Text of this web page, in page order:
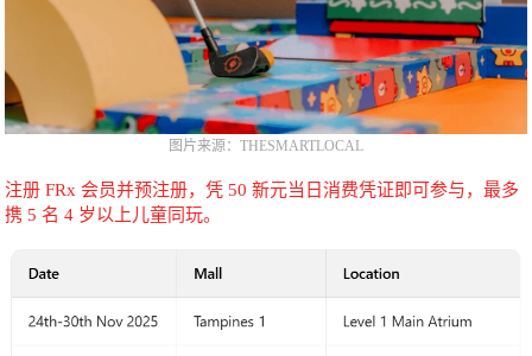
图片来源：THESMARTLOCAL
注册 FRx 会员并预注册，凭 50 新元当日消费凭证即可参与，最多
携 5 名 4 岁以上儿童同玩。